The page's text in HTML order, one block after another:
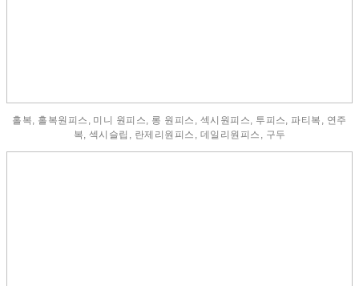
홀복, 홀복원피스, 미니 원피스, 롱 원피스, 섹시원피스, 투피스, 파티복, 연주
복, 섹시슬립, 란제리원피스, 데일리원피스, 구두